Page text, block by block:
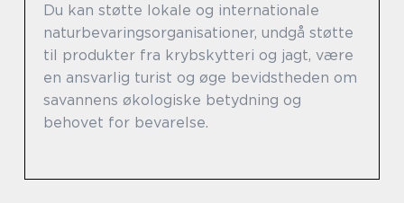
Du kan støtte lokale og internationale
naturbevaringsorganisationer, undgå støtte
til produkter fra krybskytteri og jagt, være
en ansvarlig turist og øge bevidstheden om
savannens økologiske betydning og
behovet for bevarelse.